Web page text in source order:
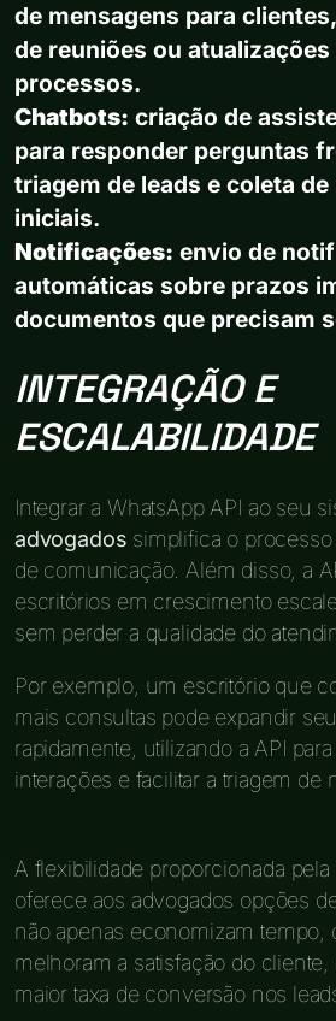
de mensagens para
de reuniões ou
processos.
Chatbots: criação de
para responder perguntas
triagem de leads e coleta
iniciais.
Notificações: envio de
automáticas sobre prazos
documentos que precisam
INTEGRAÇÃO E
ESCALABILIDADE
Integrar a WhatsApp API ao seu
advogados simplifica o
de comunicação. Além disso, a
escritórios em crescimento
sem perder a qualidade do
Por exemplo, um escritório que
mais consultas pode expandir
rapidamente, utilizando a API
interações e facilitar a triagem de
A flexibilidade proporcionada pela
oferece aos advogados opções
não apenas economizam tempo,
melhoram a satisfação do
maior taxa de conversão nos